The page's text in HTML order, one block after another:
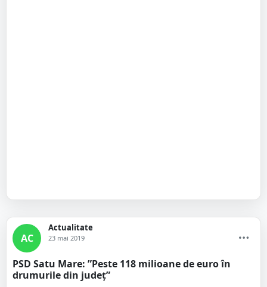
AC
Actualitate
23 mai 2019
PSD Satu Mare: ”Peste 118 milioane de euro în
drumurile din județ”